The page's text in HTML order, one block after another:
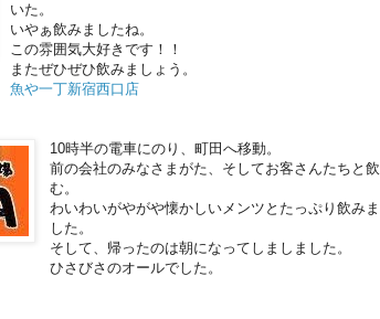
いた。
いやぁ飲みましたね。
この雰囲気大好きです！！
またぜひぜひ飲みましょう。
魚や一丁新宿西口店
10時半の電車にのり、町田へ移動。
前の会社のみなさまがた、そしてお客さんたちと飲
む。
わいわいがやがや懐かしいメンツとたっぷり飲みま
した。
そして、帰ったのは朝になってしましました。
ひさびさのオールでした。